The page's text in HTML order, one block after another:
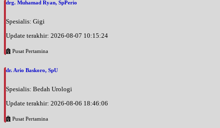
drg. Muhamad Ryan, SpPerio
Spesialis: Gigi
Update terakhir: 2026-08-07 10:15:24
Pusat Pertamina
dr. Ario Baskoro, SpU
Spesialis: Bedah Urologi
Update terakhir: 2026-08-06 18:46:06
Pusat Pertamina